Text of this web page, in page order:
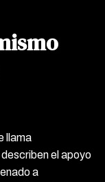
llama
el apoyo
a